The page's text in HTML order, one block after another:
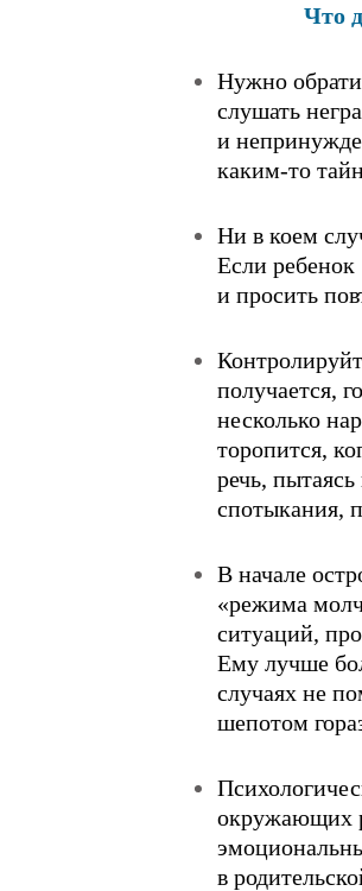
Что
Нужно
слушать
и
каким-то
Ни в коем
Если ребенок
и проcить
получается,
несколько
торопится,
речь,
спотыкания,
В начале
«режима
ситуаций,
Ему лучше
случаях не
шепотом
окружающих
в